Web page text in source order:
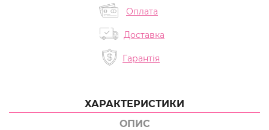
Оплата
Доставка
Гарантія
ХАРАКТЕРИСТИКИ
ОПИС